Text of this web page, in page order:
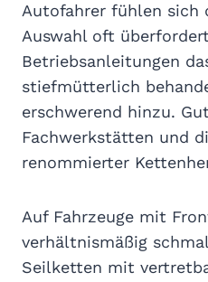
Autofahrer fühlen sich
Auswahl oft
Betriebsanleitungen
stiefmütterlich
erschwerend hinzu.
Fachwerkstätten und
renommierter
Auf Fahrzeuge mit
verhältnismäßig
Seilketten mit